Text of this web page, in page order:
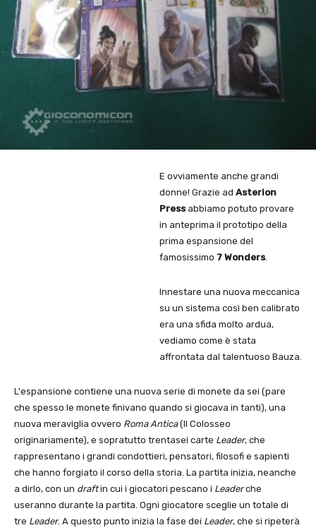
E ovviamente anche grandi
donne! Grazie ad Asterion
Pressabbiamo potuto provare
in anteprima il prototipo della
prima espansione del
famosissimo 7 Wonders.
Innestare una nuova meccanica
su un sistema così ben calibrato
era una sfida molto ardua,
vediamo come è stata
affrontata dal talentuoso Bauza.
L'espansione contiene una nuova serie di monete da sei (pare
che spesso le monete finivano quando si giocava in tanti), una
nuova meraviglia ovvero Roma Antica(Il Colosseo
originariamente), e sopratutto trentasei carte Leader, che
rappresentano i grandi condottieri, pensatori, filosofi e sapienti
che hanno forgiato il corso della storia. La partita inizia, neanche
a dirlo, con un draftin cui i giocatori pescano i Leaderche
useranno durante la partita. Ogni giocatore sceglie un totale di
tre Leader. A questo punto inizia la fase dei Leader, che si ripeterà